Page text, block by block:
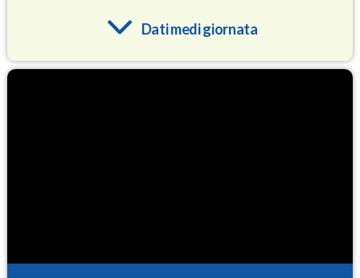
Dati medi giornata